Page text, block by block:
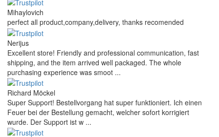
Mihaylovich
perfect all product,company,delivery, thanks recomended
Nerijus
Excellent store! Friendly and professional communication, fast
shipping, and the item arrived well packaged. The whole
purchasing experience was smoot ...
Richard Möckel
Super Support! Bestellvorgang hat super funktioniert. Ich einen
Feuer bei der Bestellung gemacht, welcher sofort korrigiert
wurde. Der Support ist w ...